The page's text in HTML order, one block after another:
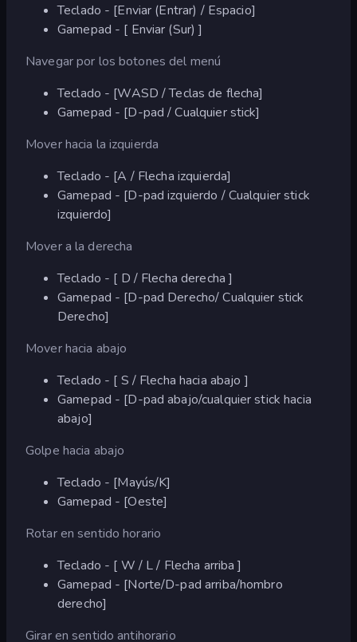
Teclado - [Enviar (Entrar) / Espacio]
Gamepad - [ Enviar (Sur) ]
Navegar por los botones del menú
Teclado - [WASD / Teclas de flecha]
Gamepad - [D-pad / Cualquier stick]
Mover hacia la izquierda
Teclado - [A / Flecha izquierda]
Gamepad - [D-pad izquierdo / Cualquier stick
izquierdo]
Mover a la derecha
Teclado - [ D / Flecha derecha ]
Gamepad - [D-pad Derecho/ Cualquier stick
Derecho]
Mover hacia abajo
Teclado - [ S / Flecha hacia abajo ]
Gamepad - [D-pad abajo/cualquier stick hacia
abajo]
Golpe hacia abajo
Teclado - [Mayús/K]
Gamepad - [Oeste]
Rotar en sentido horario
Teclado - [ W / L / Flecha arriba ]
Gamepad - [Norte/D-pad arriba/hombro
derecho]
Girar en sentido antihorario